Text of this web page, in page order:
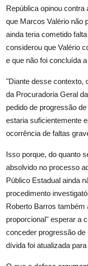
República opinou
que Marcos Valério não
ainda teria cometido
considerou que Valério
e que não foi concluída
"Diante desse contexto,
da Procuradoria Geral
pedido de progressão
estaria suficientemente
ocorrência de faltas
Isso porque, do quanto
absolvido no processo
Público Estadual ainda
procedimento
Roberto Barros também
proporcional" esperar a
conceder progressão
dívida foi atualizada